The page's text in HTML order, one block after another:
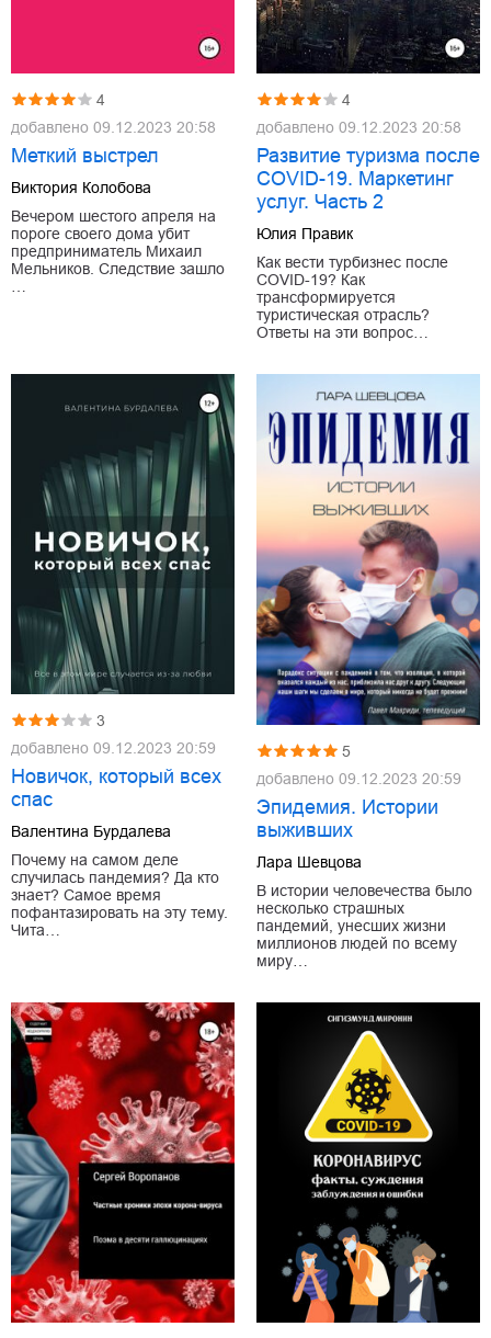
4
добавлено 09.12.2023 20:58
Меткий выстрел
Виктория Колобова
Вечером шестого апреля на
пороге своего дома убит
предприниматель Михаил
Мельников. Следствие зашло
4
добавлено 09.12.2023 20:58
Развитие туризма после
COVID-19. Маркетинг
услуг. Часть 2
Юлия Правик
Как вести турбизнес после
COVID-19? Как
трансформируется
туристическая отрасль?
Ответы на эти вопрос…
3
добавлено 09.12.2023 20:59
Новичок, который всех
спас
Валентина Бурдалева
Почему на самом деле
случилась пандемия? Да кто
знает? Самое время
пофантазировать на эту тему.
Чита…
5
добавлено 09.12.2023 20:59
Эпидемия. Истории
выживших
Лара Шевцова
В истории человечества было
несколько страшных
пандемий, унесших жизни
миллионов людей по всему
миру…